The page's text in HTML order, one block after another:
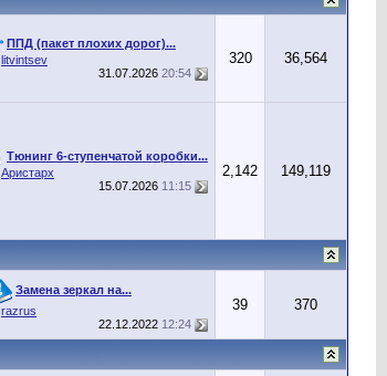
ППД (пакет плохих дорог)...
litvintsev
31.07.2026 20:54
320 36,564
Тюнинг 6-ступенчатой коробки...
Аристарх
15.07.2026 11:15
2,142 149,119
Замена зеркал на...
razrus
22.12.2022 12:24
39 370